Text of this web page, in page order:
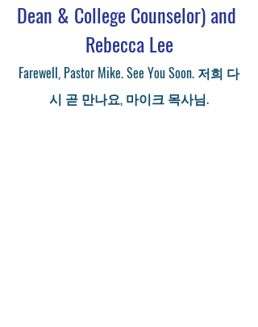
Dean & College Counselor) and
Rebecca Lee
Farewell, Pastor Mike. See You Soon. 저희 다
시 곧 만나요, 마이크 목사님.